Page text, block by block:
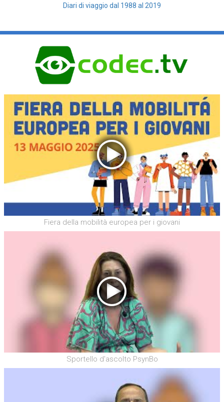
Diari di viaggio dal 1988 al 2019
Fiera della mobilità europea per i giovani
Sportello d'ascolto PsynBo